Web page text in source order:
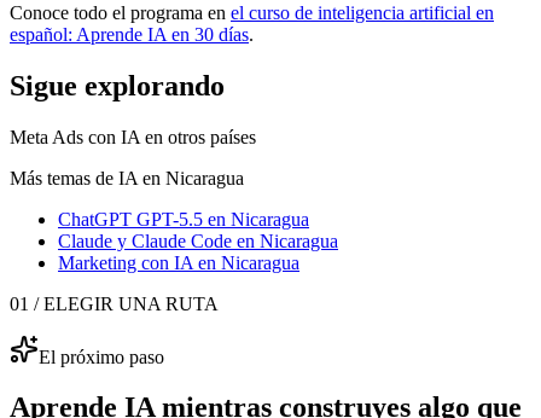
Conoce todo el programa en el curso de inteligencia artificial en
español: Aprende IA en 30 días.
Sigue explorando
Meta Ads con IA en otros países
Más temas de IA en Nicaragua
ChatGPT GPT-5.5 en Nicaragua
Claude y Claude Code en Nicaragua
Marketing con IA en Nicaragua
01 / ELEGIR UNA RUTA
El próximo paso
Aprende IA mientras construyes algo que